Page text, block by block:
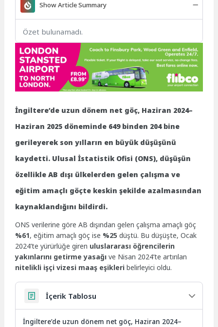
Show Article Summary
Özet bulunamadı.
İngiltere’de uzun dönem net göç, Haziran 2024–
Haziran 2025 döneminde 649 binden 204 bine
gerileyerek son yılların en büyük düşüşünü
kaydetti. Ulusal İstatistik Ofisi (ONS), düşüşün
özellikle AB dışı ülkelerden gelen çalışma ve
eğitim amaçlı göçte keskin şekilde azalmasından
kaynaklandığını bildirdi.
ONS verilerine göre AB dışından gelen çalışma amaçlı göç
%61, eğitim amaçlı göç ise %25 düştü. Bu düşüşte, Ocak
2024’te yürürlüğe giren uluslararası öğrencilerin
yakınlarını getirme yasağı ve Nisan 2024’te artırılan
nitelikli işçi vizesi maaş eşikleri belirleyici oldu.
İçerik Tablosu
İngiltere’de uzun dönem net göç, Haziran 2024–